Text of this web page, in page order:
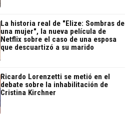
La historia real de "Elize: Sombras de
una mujer", la nueva película de
Netflix sobre el caso de una esposa
que descuartizó a su marido
Ricardo Lorenzetti se metió en el
debate sobre la inhabilitación de
Cristina Kirchner